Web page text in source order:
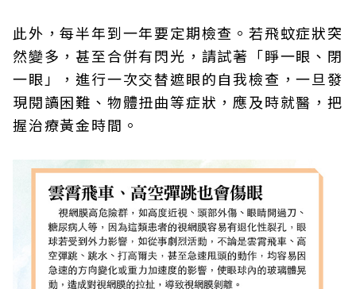
此外，每半年到一年要定期檢查。若飛蚊症狀突
然變多，甚至合併有閃光，請試著「睜一眼、閉
一眼」，進行一次交替遮眼的自我檢查，一旦發
現閱讀困難、物體扭曲等症狀，應及時就醫，把
握治療黃金時間。